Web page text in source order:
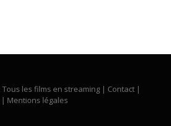
Tous les films en streaming | Contact |
| Mentions légales